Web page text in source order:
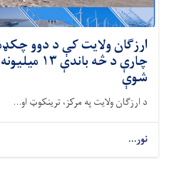
ارزګان ولایت کې د دوو
چارې د څه
شوې
د ارزګان ولایت په مرکز، ترینکوټ او...
نور...